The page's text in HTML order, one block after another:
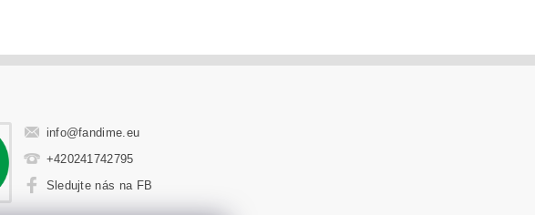
info@fandime.eu
+420241742795
Sledujte nás na FB